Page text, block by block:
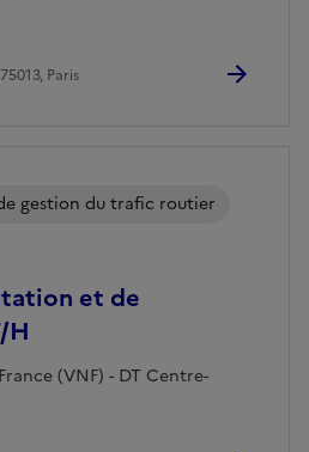
Paris
et de
H
(VNF) - DT Centre-
gestion du trafic routier